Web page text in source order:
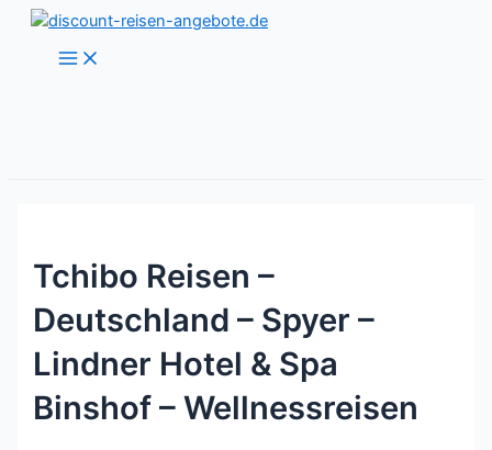
Zum
springen
Main
Menu
Tchibo Reisen –
Deutschland – Spyer –
Lindner Hotel & Spa
Binshof – Wellnessreisen